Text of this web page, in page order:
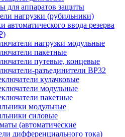
для аппаратов защиты
нагрузки (рубильники)
автоматического ввода резерва
нагрузки модульные
пакетные
путевые, концевые
разъединители ВР32
кулачковые
модульные
пакетные
модульные
силовые
(автоматические
дифференциального тока)